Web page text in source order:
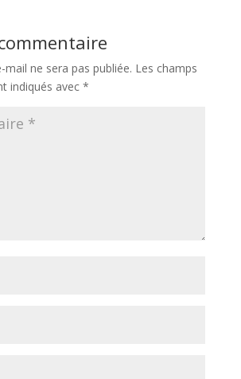
mail ne sera pas publiée. Les champs
indiqués avec *